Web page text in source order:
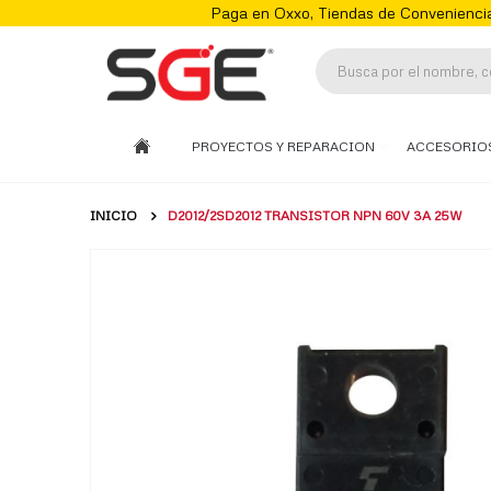
Paga en Oxxo, Tiendas de
PROYECTOS Y REPARACION
INICIO D2012/2SD2012 TRANSISTOR NPN 60V 3A 25W